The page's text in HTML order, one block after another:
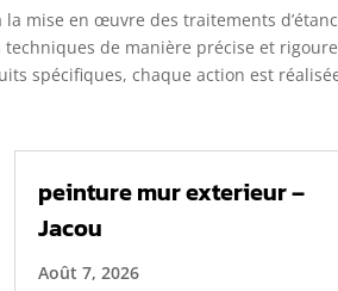
mise en œuvre des traitements
de manière précise et
spécifiques, chaque action est
peinture mur exterieur –
Jacou
Août 7, 2026